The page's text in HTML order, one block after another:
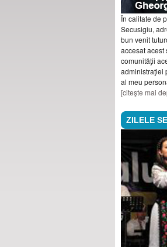
În calitate de
Secusigiu,
bun venit
accesat acest
comunităţii
administraţiei
al meu
[citeşte mai
ZILELE